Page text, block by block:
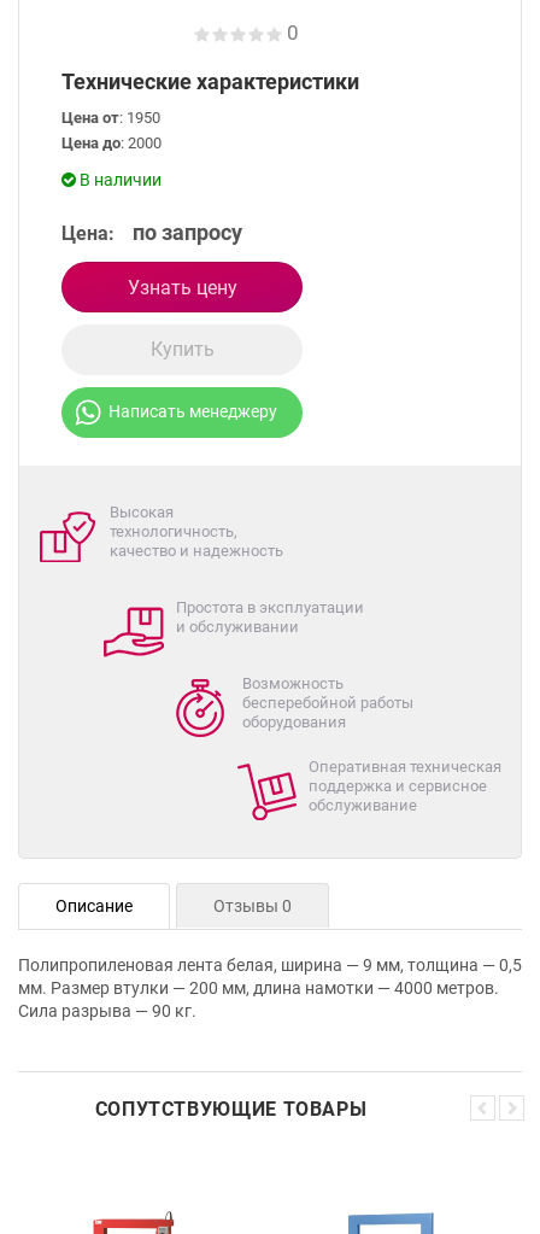
0
Технические характеристики
Цена от: 1950
Цена до: 2000
В наличии
Цена: по запросу
Узнать цену
Купить
Написать менеджеру
Высокая
технологичность,
качество и надежность
Простота в эксплуатации
и обслуживании
Возможность
бесперебойной работы
оборудования
Оперативная техническая
поддержка и сервисное
обслуживание
Описание Отзывы 0
Полипропиленовая лента белая, ширина — 9 мм, толщина — 0,5
мм. Размер втулки — 200 мм, длина намотки — 4000 метров.
Сила разрыва — 90 кг.
СОПУТСТВУЮЩИЕ ТОВАРЫ